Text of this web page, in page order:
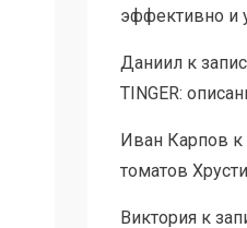
эффективно и
Даниилк
TINGER:
Иван Карпов к
томатов
Викторияк